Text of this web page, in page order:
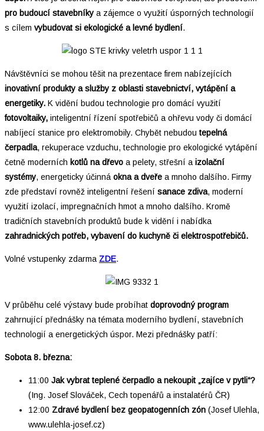
pro budoucí stavebníky a zájemce o využití úsporných technologií
s cílem vybudovat si ekologické a levné bydlení.
Návštěvníci se mohou těšit na prezentace firem nabízejících
inovativní produkty a služby z oblasti stavebnictví, vytápění a
energetiky. K vidění budou technologie pro domácí využití
fotovoltaiky, inteligentní řízení spotřebičů a ohřevu vody či domácí
nabíjecí stanice pro elektromobily. Chybět nebudou tepelná
čerpadla, rekuperace vzduchu, technologie pro ekologické vytápění
četně moderních kotlů na dřevo a pelety, střešní aizolační
systémy, energeticky účinnáokna a dveře a mnoho dalšího. Firmy
zde představí rovněž inteligentní řešení sanace zdiva, moderní
využití izolací, impregnačních hmot a mnoho dalšího. Kromě
tradičních stavebních produktů bude k vidění i nabídka
zahradnických potřeb, vybavení do kuchyně či elektrospotřebičů.
Volné vstupenky zdarma ZDE.
V průběhu celé výstavy bude probíhat doprovodný program
zahrnující přednášky na témata moderního bydlení, stavebních
technologií a energetických úspor. Mezi přednášky patří:
Sobota 8. března:
11:00 Jak vybrat teplené čerpadlo a nekoupit „zajíce v pytli“?
(Ing. Josef Slováček, Cech topenářů a instalatérů ČR)
12:00 Zdravé bydlení bez geopatogenních zón (Josef Ulehla,
www.ulehla-josef.cz)